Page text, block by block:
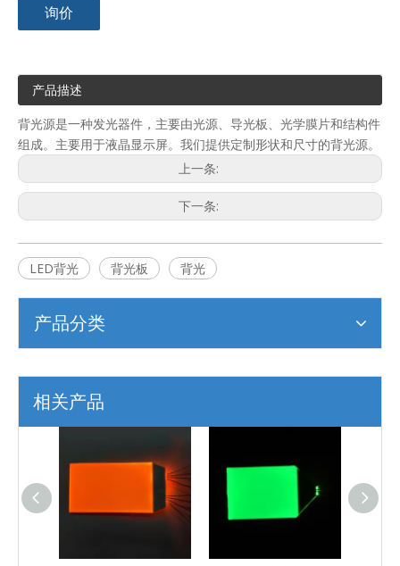
询价
产品描述
背光源是一种发光器件，主要由光源、导光板、光学膜片和结构件
组成。主要用于液晶显示屏。我们提供定制形状和尺寸的背光源。
上一条:
下一条:
LED背光 背光板 背光
产品分类
相关产品